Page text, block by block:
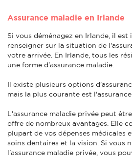
Assurance maladie en Irlande
Si vous déménagez en Irlande, il
renseigner sur la situation de
votre arrivée. En Irlande, tous les
une forme d'assurance maladie.
Il existe plusieurs options
mais la plus courante est
L'assurance maladie privée peut
offre de nombreux avantages. Elle
plupart de vos dépenses médicales
soins dentaires et la vision. Si vous
l'assurance maladie privée, vous